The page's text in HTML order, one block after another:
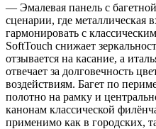
— Эмалевая панель с
сценарии, где металлическая
гармонировать с
SoftTouch снижает
отзывается на касание, а
отвечает за долговечность
воздействиям. Багет по
полотно на рамку и
канонам классической
применимо как в городских,